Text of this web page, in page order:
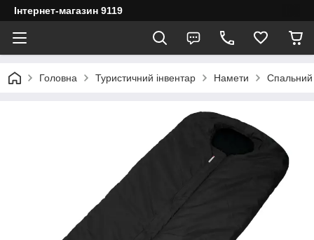
Інтернет-магазин 9119
Головна Туристичний інвентар Намети